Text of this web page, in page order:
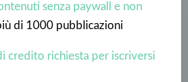
senza paywall e non
di 1000 pubblicazioni
credito richiesta per iscriversi